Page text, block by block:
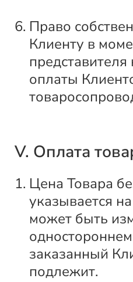
Право
Клиенту в
оплаты
V. Оплата
Цена Товара
указывается
может быть
заказанный
подлежит.